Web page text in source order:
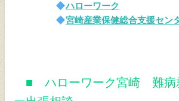
センターアクセス
ハローワーク
宮崎産業保健総合支援セン
■ ハローワーク宮崎 難病